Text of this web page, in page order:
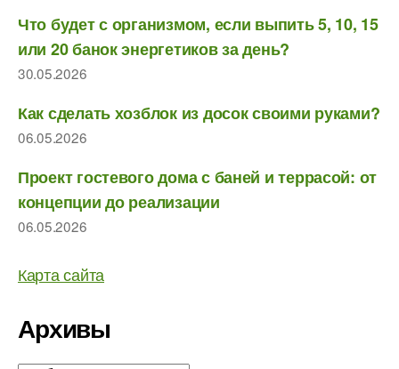
Что будет с организмом, если выпить 5, 10, 15
или 20 банок энергетиков за день?
30.05.2026
Как сделать хозблок из досок своими руками?
06.05.2026
Проект гостевого дома с баней и террасой: от
концепции до реализации
06.05.2026
Карта сайта
Архивы